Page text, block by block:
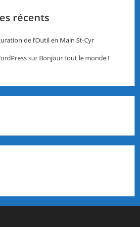
récents
de l’Outil en Main St-Cyr
sur Bonjour tout le monde !